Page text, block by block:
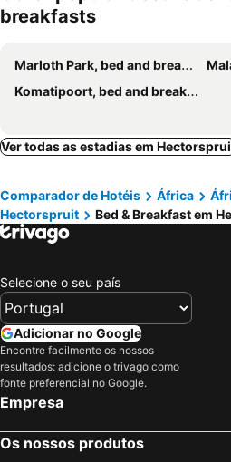
breakfasts
Marloth Park, bed and breakfasts
Komatipoort, bed and breakfasts
Ver todas as estadias em
Comparador de Hotéis África
Hectorspruit
Bed & Breakfast em
Selecione o seu país
Adicionar no Google
Encontre facilmente os nossos
resultados: adicione o trivago como
fonte preferencial no Google.
Empresa
Os nossos produtos